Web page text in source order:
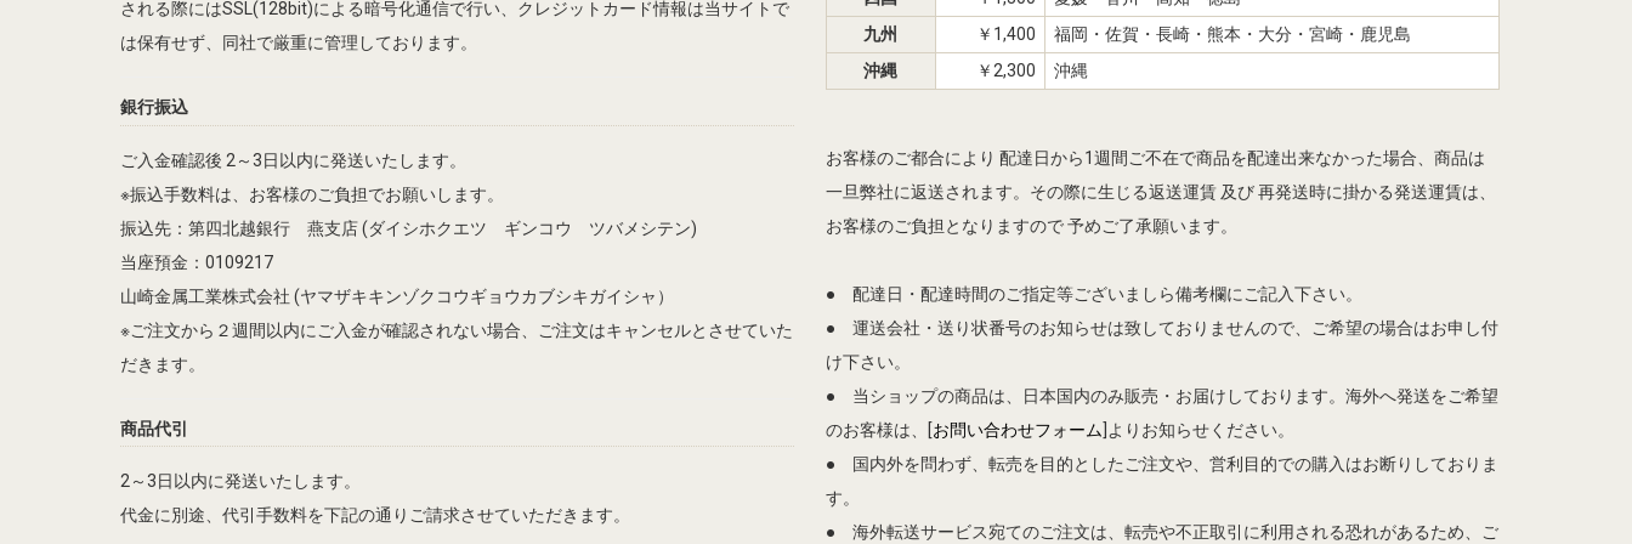
される際にはSSL(128bit)による暗号化通信で行い、クレジットカード情報は当サイトで
は保有せず、同社で厳重に管理しております。
銀行振込
ご入金確認後 2～3日以内に発送いたします。
※振込手数料は、お客様のご負担でお願いします。
振込先：第四北越銀行 燕支店 (ダイシホクエツ ギンコウ ツバメシテン)
当座預金：0109217
山崎金属工業株式会社 (ヤマザキキンゾクコウギョウカブシキガイシャ）
※ご注文から２週間以内にご入金が確認されない場合、ご注文はキャンセルとさせていた
だきます。
商品代引
2～3日以内に発送いたします。
代金に別途、代引手数料を下記の通りご請求させていただきます。
九州
￥1,400
福岡・佐賀・長崎・熊本・大分・宮崎・鹿児島
沖縄
￥2,300 沖縄
お客様のご都合により 配達日から1週間ご不在で商品を配達出来なかった場合、商品は
一旦弊社に返送されます。その際に生じる返送運賃 及び 再発送時に掛かる発送運賃は、
お客様のご負担となりますので 予めご了承願います。
● 配達日・配達時間のご指定等ございましら備考欄にご記入下さい。
● 運送会社・送り状番号のお知らせは致しておりませんので、ご希望の場合はお申し付
け下さい。
● 当ショップの商品は、日本国内のみ販売・お届けしております。海外へ発送をご希望
のお客様は、[お問い合わせフォーム ]よりお知らせください。
● 国内外を問わず、転売を目的としたご注文や、営利目的での購入はお断りしておりま
す。
● 海外転送サービス宛てのご注文は、転売や不正取引に利用される恐れがあるため、ご